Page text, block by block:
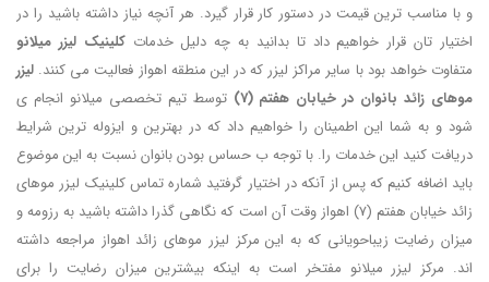
و با مناسب ترین قیمت در دستور کار قرار گیرد. هر آنچه نیاز داشته باشید را در
اختیار تان قرار خواهیم داد تا بدانید به چه دلیل خدماتکلینیک لیزر میلانو
متفاوت خواهد بود با سایر مراکز لیزر که در این منطقه اهواز فعالیت می کنند. لیزر
موهای زائد بانوان در خیابان هفتم (7)
توسط تیم تخصصی میلانو انجام ی
شود و به شما این اطمینان را خواهیم داد که در بهترین و ایزوله ترین شرایط
دریافت کنید این خدمات را. با توجه ب حساس بودن بانوان نسبت به این موضوع
باید اضافه کنیم که پس از آنکه در اختیار گرفتید شماره تماس کلینیک لیزر موهای
زائد خیابان هفتم (7) اهواز وقت آن است که نگاهی گذرا داشته باشید به رزومه و
میزان رضایت زیباحویانی که به این مرکز لیزر موهای زائد اهواز مراجعه داشته
اند. مرکز لیزر میلانو مفتخر است به اینکه بیشترین میزان رضایت را برای